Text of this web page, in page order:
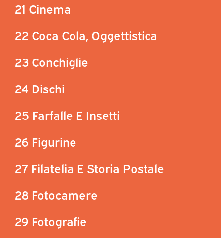
21 Cinema
22 Coca Cola, Oggettistica
23 Conchiglie
24 Dischi
25 Farfalle E Insetti
26 Figurine
27 Filatelia E Storia Postale
28 Fotocamere
29 Fotografie